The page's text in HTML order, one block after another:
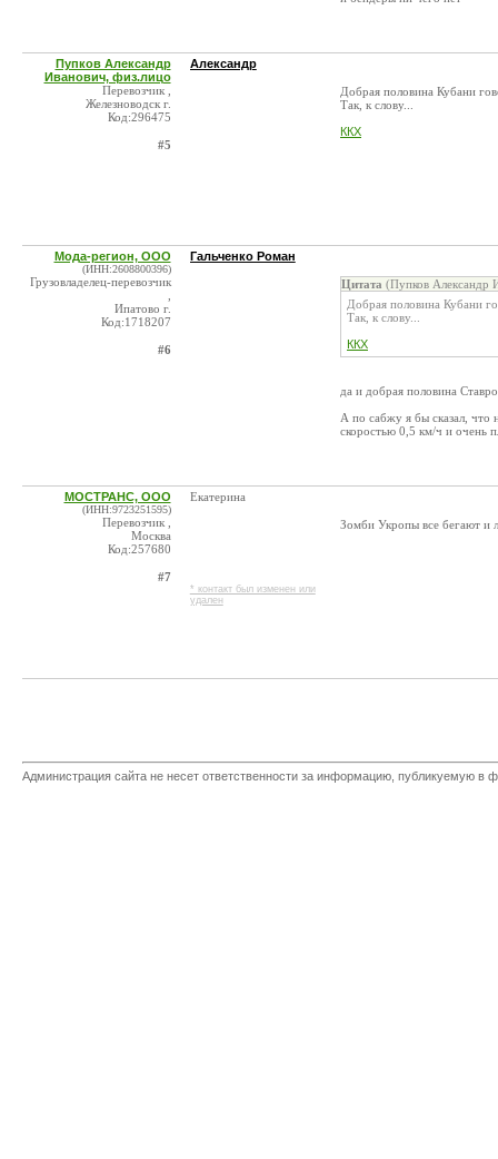
Пупков Александр
Иванович, физ.лицо
Перевозчик ,
Железноводск г.
Код:296475
#5
Александр
Добрая половина Кубани
Так, к слову...
ККХ
Мода-регион, ООО
(ИНН:2608800396)
Грузовладелец-перевозчик
Ипатово г.
Код:1718207
#6
Гальченко Роман
Цитата (Пупков Александр
Добрая половина Кубани
Так, к слову...
ККХ
да и добрая половина
А по сабжу я бы сказал, что
скоростью 0,5 км/ч и очень
МОСТРАНС, ООО
(ИНН:9723251595)
Перевозчик ,
Москва
Код:257680
#7
Екатерина
* контакт был изменен или
удален
Зомби Укропы все бегают и
Администрация сайта не несет ответственности за информацию, публикуемую